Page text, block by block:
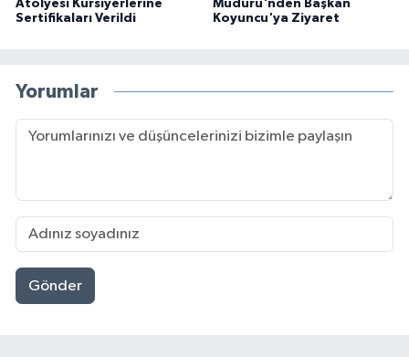
Atölyesi Kursiyerlerine
Sertifikaları Verildi
Müdürü'nden Başkan
Koyuncu'ya Ziyaret
Yorumlar
Gönder